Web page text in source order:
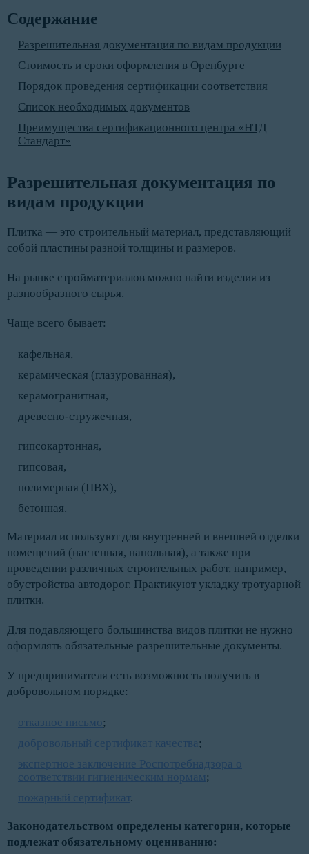
Содержание
Разрешительная документация по видам продукции
Стоимость и сроки оформления в Оренбурге
Порядок проведения сертификации соответствия
Список необходимых документов
Преимущества сертификационного центра «НТД
Стандарт»
Разрешительная документация по
видам продукции
Плитка — это строительный материал, представляющий
собой пластины разной толщины и размеров.
На рынке стройматериалов можно найти изделия из
разнообразного сырья.
Чаще всего бывает:
кафельная,
керамическая (глазурованная),
керамогранитная,
древесно-стружечная,
гипсокартонная,
гипсовая,
полимерная (ПВХ),
бетонная.
Материал используют для внутренней и внешней отделки
помещений (настенная, напольная), а также при
проведении различных строительных работ, например,
обустройства автодорог. Практикуют укладку тротуарной
плитки.
Для подавляющего большинства видов плитки не нужно
оформлять обязательные разрешительные документы.
У предпринимателя есть возможность получить в
добровольном порядке:
отказное письмо;
добровольный сертификат качества;
экспертное заключение Роспотребнадзора о
соответствии гигиеническим нормам;
пожарный сертификат.
Законодательством определены категории, которые
подлежат обязательному оцениванию: